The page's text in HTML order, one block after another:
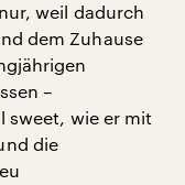
weil dadurch
dem Zuhause
–
sweet, wie er mit
die